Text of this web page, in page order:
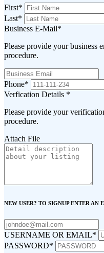
First*
Last*
Business E-Mail*
Please provide your business
procedure.
Phone*
Verfication Details *
Please provide your
procedure.
Attach File
NEW USER? TO SIGNUP ENTER AN
USERNAME OR EMAIL*
PASSWORD*